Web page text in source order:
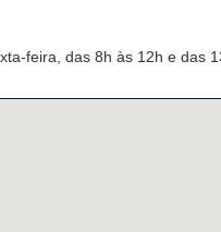
feira, das 8h às 12h e das